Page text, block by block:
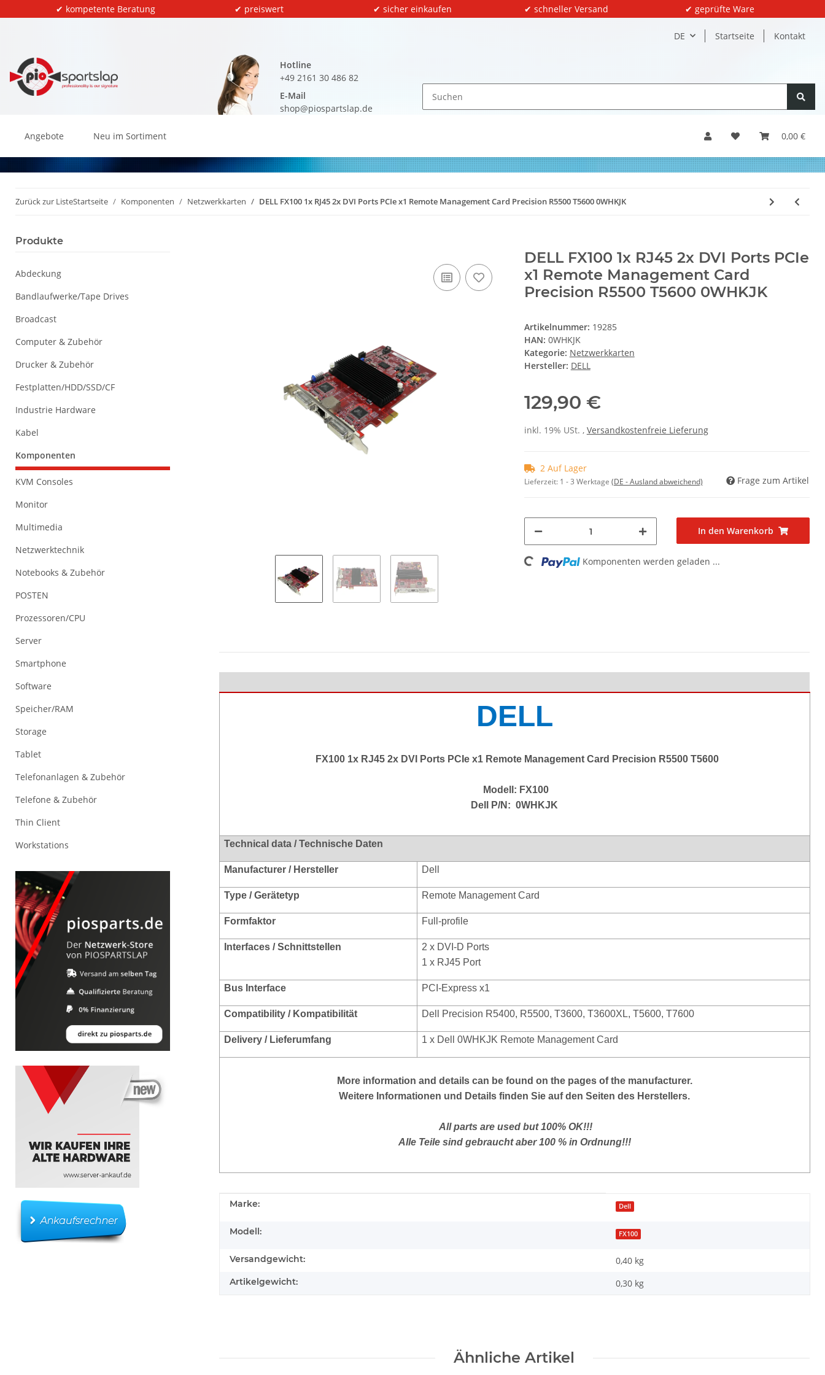
✔ kompetente Beratung ✔ preiswert ✔ sicher einkaufen ✔ schneller Versand ✔ geprüfte Ware
DE Startseite Kontakt
Hotline
+49 2161 30 486 82
E-Mail
shop@piospartslap.de
0,00 €
Angebote Neu im Sortiment
Zurück zur ListeStartseite Komponenten Netzwerkkarten DELL FX100 1x RJ45 2x DVI Ports PCIe x1 Remote Management Card Precision R5500 T5600 0WHKJK
DELL FX100 1x RJ45 2x DVI Ports PCIe
x1 Remote Management Card
Precision R5500 T5600 0WHKJK
Artikelnummer: 19285
HAN: 0WHKJK
Kategorie: Netzwerkkarten
Hersteller: DELL
129,90 €
inkl. 19% USt. , Versandkostenfreie Lieferung
2 Auf Lager
Lieferzeit: 1 - 3 Werktage (DE - Ausland abweichend) Frage zum Artikel
In den Warenkorb
Loading... Komponenten werden geladen ...
DELL
FX100 1x RJ45 2x DVI Ports PCIe x1 Remote Management Card Precision R5500 T5600
Modell: FX100
Dell P/N: 0WHKJK
Technical data / Technische Daten
Manufacturer / Hersteller Dell
Type / Gerätetyp Remote Management Card
Formfaktor Full-profile
Interfaces / Schnittstellen
2 x DVI-D Ports
1 x RJ45 Port
Bus Interface PCI-Express x1
Compatibility / Kompatibilität Dell Precision R5400, R5500, T3600, T3600XL, T5600, T7600
Del ivery / Lieferumfang 1 x Dell 0WHKJK Remote Management Card
Moreinformation and details can be found on the pages of the manufacturer.
Weitere Informationen und Details finden Sie auf den Seiten des Herstellers.
All parts are used but 100% OK!!!
Alle Teile sind gebraucht aber 100 % in Ordnung!!!
Produkteigenschaft
Wert
Marke: Dell
Modell: FX100
Versandgewicht: 0,40 kg
Artikelgewicht: 0,30 kg
Ähnliche Artikel
Produkte
Abdeckung
Bandlaufwerke/Tape Drives
Broadcast
Computer & Zubehör
Drucker & Zubehör
Festplatten/HDD/SSD/CF
Industrie Hardware
Kabel
Komponenten
KVM Consoles
Monitor
Multimedia
Netzwerktechnik
Notebooks & Zubehör
POSTEN
Prozessoren/CPU
Server
Smartphone
Software
Speicher/RAM
Storage
Tablet
Telefonanlagen & Zubehör
Telefone & Zubehör
Thin Client
Workstations